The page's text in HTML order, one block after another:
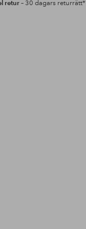
retur– 30 dagars returrätt*